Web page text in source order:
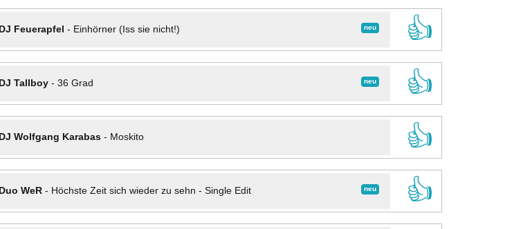
neu
DJ Feuerapfel - Einhörner (Iss sie nicht!)
👍
neu
DJ Tallboy- 36 Grad
👍
DJ Wolfgang Karabas- Moskito
👍
neu
Duo WeR- Höchste Zeit sich wieder zu sehn - Single Edit
👍